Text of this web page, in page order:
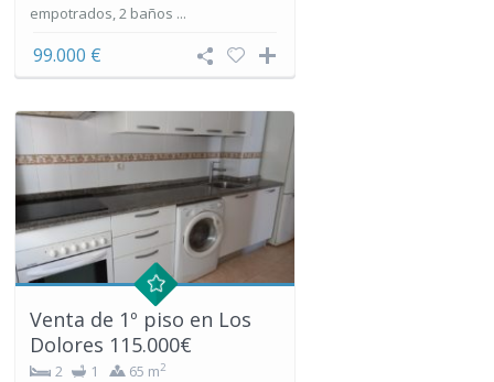
empotrados, 2 baños ...
99.000 €
Venta de 1º piso en Los
Dolores 115.000€
2 1 65 m2